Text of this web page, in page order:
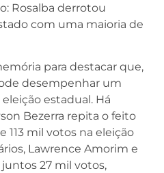
Rosalba derrotou
com uma maioria de
para destacar que,
desempenhar um
estadual. Há
Bezerra repita o feito
113 mil votos na eleição
Lawrence Amorim e
27 mil votos,